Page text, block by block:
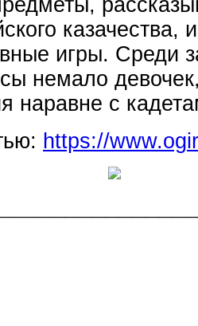
казачества,
игры. Среди
немало
наравне с
https://